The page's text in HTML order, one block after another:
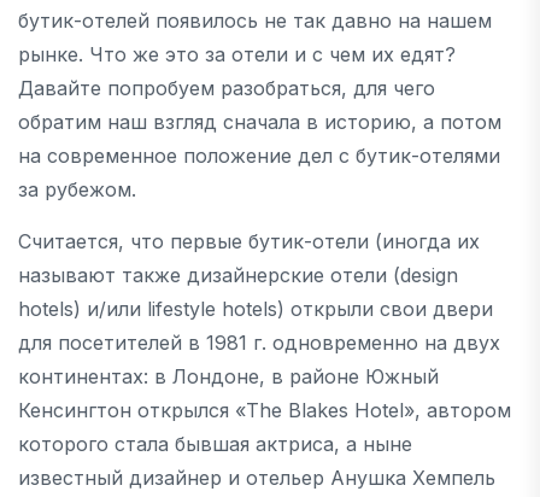
бутик-отелей появилось не так давно на нашем
рынке. Что же это за отели и с чем их едят?
Давайте попробуем разобраться, для чего
обратим наш взгляд сначала в историю, а потом
на современное положение дел с бутик-отелями
за рубежом.
Считается, что первые бутик-отели (иногда их
называют также дизайнерские отели (design
hotels) и/или lifestyle hotels) открыли свои двери
для посетителей в 1981 г. одновременно на двух
континентах: в Лондоне, в районе Южный
Кенсингтон открылся «The Blakes Hotel», автором
которого стала бывшая актриса, а ныне
известный дизайнер и отельер Анушка Хемпель